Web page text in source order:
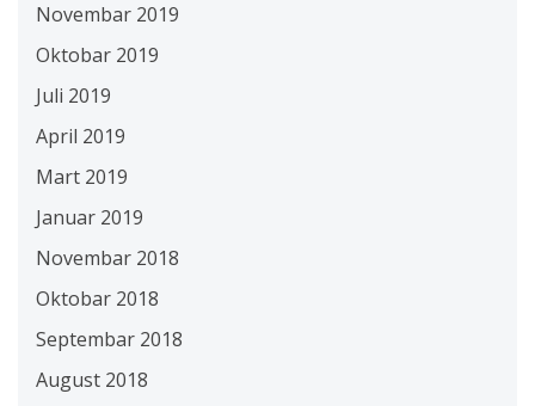
Novembar 2019
Oktobar 2019
Juli 2019
April 2019
Mart 2019
Januar 2019
Novembar 2018
Oktobar 2018
Septembar 2018
August 2018